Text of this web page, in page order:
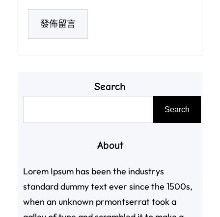
Search
Search
About
Lorem Ipsum has been the industrys
standard dummy text ever since the 1500s,
when an unknown prmontserrat took a